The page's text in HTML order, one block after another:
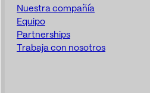
Nuestra compañía
Equipo
Partnerships
Trabaja con nosotros